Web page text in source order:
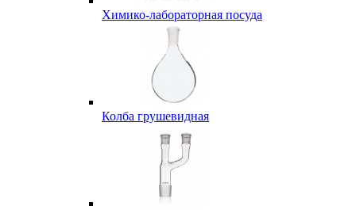
Химико-лабораторная посуда
Колба грушевидная